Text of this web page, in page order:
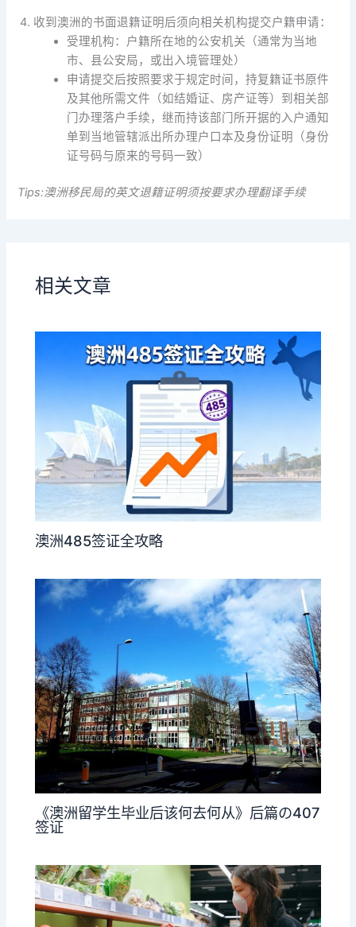
收到澳洲的书面退籍证明后须向相关机构提交户籍申请：
受理机构：户籍所在地的公安机关（通常为当地
市、县公安局，或出入境管理处）
申请提交后按照要求于规定时间，持复籍证书原件
及其他所需文件（如结婚证、房产证等）到相关部
门办理落户手续，继而持该部门所开据的入户通知
单到当地管辖派出所办理户口本及身份证明（身份
证号码与原来的号码一致）
Tips:澳洲移民局的英文退籍证明须按要求办理翻译手续
相关文章
澳洲485签证全攻略
《澳洲留学生毕业后该何去何从》后篇の407
签证